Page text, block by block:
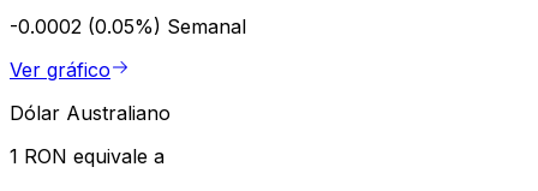
-0.0002 (0.05%) Semanal
Ver gráfico
Dólar Australiano
1 RON equivale a